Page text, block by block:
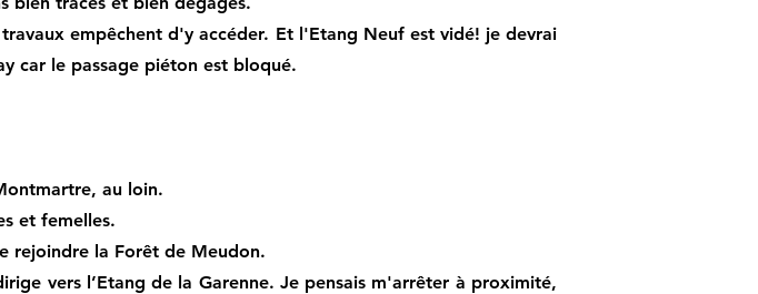
empêchent d'y accéder. Et l'Etang Neuf est vidé! je devrai
car le passage piéton est bloqué.
au loin.
et femelles.
rejoindre la Forêt de Meudon.
vers l’Etang de la Garenne. Je pensais m'arrêter à proximité,